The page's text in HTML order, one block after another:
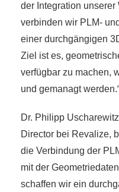
der Integration
verbinden wir PLM-
einer durchgängigen
Ziel ist es,
verfügbar zu machen,
und gemanagt
Dr. Philipp
Director bei Revalize,
die Verbindung der
mit der
schaffen wir ein